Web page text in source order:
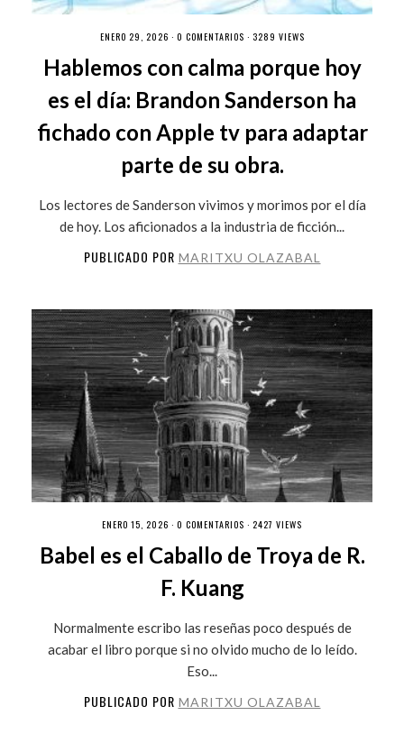
ENERO 29, 2026 · 0 COMENTARIOS · 3289 VIEWS
Hablemos con calma porque hoy
es el día: Brandon Sanderson ha
fichado con Apple tv para adaptar
parte de su obra.
Los lectores de Sanderson vivimos y morimos por el día
de hoy. Los aficionados a la industria de ficción...
PUBLICADO POR MARITXU OLAZABAL
ENERO 15, 2026 · 0 COMENTARIOS · 2427 VIEWS
Babel es el Caballo de Troya de R.
F. Kuang
Normalmente escribo las reseñas poco después de
acabar el libro porque si no olvido mucho de lo leído.
Eso...
PUBLICADO POR MARITXU OLAZABAL